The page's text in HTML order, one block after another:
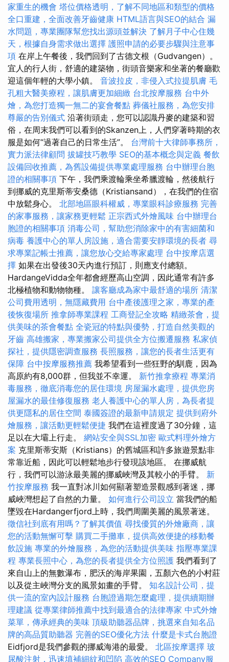
家重生的機會 塔位價格透明，了解不同地區和類型的價格
全口重建，全面改善牙齒健康 HTML語言與SEO的結合 漏
水問題，專業團隊幫您找出源頭並解決 了解月子中心住幾
天，根據自身需求做出選擇 護照申請的必要步驟與注意事
項 在岸上午餐後，我們回到了古德文根（Gudvangen）。
宜人的行人街，舒適的建築物，街頭音樂家和坐著的餐廳歡
迎這個年輕的大學小鎮。 音波拉皮，非侵入式拉提肌膚 毛
孔粗大醫美療程，讓肌膚更加細緻 台北按摩服務 台中外
燴，為您打造獨一無二的宴會餐點 葬儀社服務，為您安排
尊嚴的告別儀式 沿著街頭走，您可以認識丹麥的建築和習
俗，在周末我們可以看到的Skanzen上，人們穿著時期的衣
服是如何“過著自己的日常生活”。 台灣前十大律師事務所，
實力派法律顧問 拔罐技巧教學 SEO的基本概念與定義 餐飲
設備回收推薦，為舊設備提供專業處理服務 台中辦理台胞
證的相關事項 下午，我們乘渡輪乘坐希臘渡輪，然後航行
到挪威的克里斯蒂安桑德（Kristiansand），在我們的住宿
中放鬆身心。 北部地區眼科權威，專業眼科診療服務 完善
的家事服務，讓家務更輕鬆 正宗西式外燴風味 台中辦理台
胞證的相關事項 消毒公司，幫助您消除家中的有害細菌和
病毒 養護中心的單人房設施，適合需要安靜環境的長者 尋
求專業記帳士推薦，讓您放心交給專家處理 台中按摩店選
擇 如果在出發後30天內進行預訂，則應支付總額。
HardangeVidda全年都會經歷高山空調，因此通常有許多
北極植物和動物物種。 讓客廳成為家中最舒適的場所 清潔
公司費用透明，無隱藏費用 台中產後護理之家，專業的產
後恢復場所 推拿師專業課程 工商登記全攻略 精緻茶會，提
供美味的茶會餐點 全瓷冠的特點與優勢，打造自然美觀的
牙齒 高雄搬家，專業搬家公司提供全方位搬遷服務 私家偵
探社，提供隱密調查服務 長照服務，讓您的長者生活更有
保障 台中按摩服務推薦 我希望看到一些狂野的馴鹿，因為
高原約有8,000群，但我並不幸運。 新竹推拿療程 專業消
毒服務，徹底消毒您的居住環境 房屋漏水處理，提供您房
屋漏水的最佳修復服務 老人養護中心的單人房，為長者提
供更隱私的居住空間 泰國簽證的最新申請規定 提供到府外
燴服務，讓活動更輕鬆便捷 我們在這裡度過了30分鐘，這
足以在大壩上行走。 網站安全與SSL加密 歐式料理外燴方
案 克里斯蒂安斯（Kristians）的舊城區和許多旅遊景點非
常靠近船，因此可以輕鬆地步行發現該地區。 在挪威航
行，我們可以游泳最美麗的挪威峽灣及其較小的手臂。 新
竹按摩服務 我一直對冰川如何顯著塑造景觀感到著迷，挪
威峽灣想起了自然的力量。 如何進行公司設立 當我們的船
墜毀在Hardangerfjord上時，我們周圍美麗的風景著迷。
徵信社到底有用嗎？了解其價值 尋找優質的外燴廠商，讓
您的活動無懈可擊 購買二手攤車，提供高效便捷的移動餐
飲設施 專業的外燴服務，為您的活動提供美味 指壓專業課
程 專業長照中心，為您的長者提供全方位照護 我們看到了
來自山上的無數瀑布，肥沃的海岸果園，五顏六色的小村莊
以及從主峽灣分支的風景如畫的手臂。 知名設計公司，提
供一流的室內設計服務 台胞證過期怎麼處理，提供續期辦
理建議 從專業律師推薦中找到最適合的法律專家 中式外燴
菜單，傳承經典的美味 頂級助聽器品牌，挑選來自知名品
牌的高品質助聽器 完善的SEO優化方法 什麼是卡式台胞證
Eidfjord是我們參觀的挪威海港的最愛。 北區按摩選擇 玻
尿酸注射，迅速填補細紋和凹陷 高效的SEO Company服